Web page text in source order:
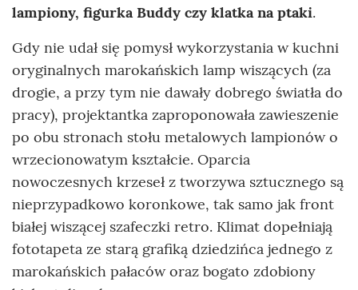
lampiony, figurka Buddy czy klatka na ptaki.
Gdy nie udał się pomysł wykorzystania w kuchni
oryginalnych marokańskich lamp wiszących (za
drogie, a przy tym nie dawały dobrego światła do
pracy), projektantka zaproponowała zawieszenie
po obu stronach stołu metalowych lampionów o
wrzecionowatym kształcie. Oparcia
nowoczesnych krzeseł z tworzywa sztucznego są
nieprzypadkowo koronkowe, tak samo jak front
białej wiszącej szafeczki retro. Klimat dopełniają
fototapeta ze starą grafiką dziedzińca jednego z
marokańskich pałaców oraz bogato zdobiony